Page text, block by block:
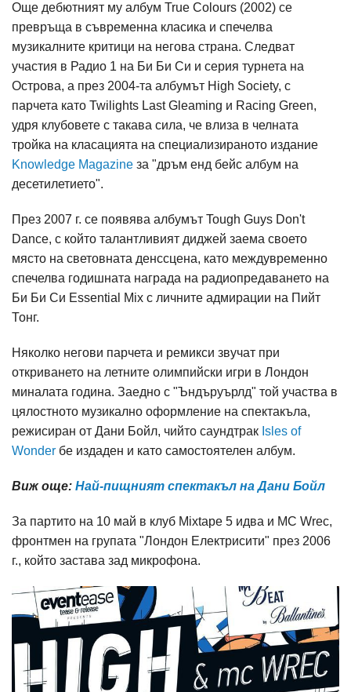
Още дебютният му албум True Colours (2002) се
превръща в съвременна класика и спечелва
музикалните критици на негова страна. Следват
участия в Радио 1 на Би Би Си и серия турнета на
Острова, а през 2004-та албумът High Society, с
парчета като Twilights Last Gleaming и Racing Green,
удря клубовете с такава сила, че влиза в челната
тройка на класацията на специализираното издание
Knowledge Magazine за "дръм енд бейс албум на
десетилетието".
През 2007 г. се появява албумът Tough Guys Don't
Dance, с който талантливият диджей заема своето
място на световната денссцена, като междувременно
спечелва годишната награда на радиопредаването на
Би Би Си Essential Mix с личните адмирации на Пийт
Тонг.
Няколко негови парчета и ремикси звучат при
откриването на летните олимпийски игри в Лондон
миналата година. Заедно с "Ъндъруърлд" той участва в
цялостното музикално оформление на спектакъла,
режисиран от Дани Бойл, чийто саундтрак Isles of
Wonder бе издаден и като самостоятелен албум.
Виж още: Най-пищният спектакъл на Дани Бойл
За партито на 10 май в клуб Mixtape 5 идва и MC Wrec,
фронтмен на групата "Лондон Електрисити" през 2006
г., който застава зад микрофона.